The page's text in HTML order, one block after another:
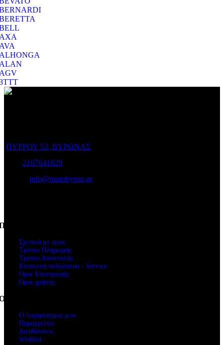
ΠΥΡΡΟΥ 53, ΒΥΡΩΝΑΣ
2107641829
info@motobyron.gr
Σχετικά με εμάς
Τρόποι Πληρωμής
Τρόποι Αποστολής
Επισκευή ποδηλάτου - Service
Όροι Επιστροφής
Όροι χρήσης
Λογαριασμός μου
Ο λογαριασμός μου
Παραγγελίες
Διευθύνσεις
Wishlist